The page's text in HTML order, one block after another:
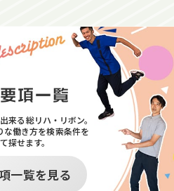
来る総リハ・リボン。
な働き方を検索条件を
探せます。
一覧を見る